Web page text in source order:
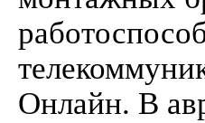
Онлайн. В